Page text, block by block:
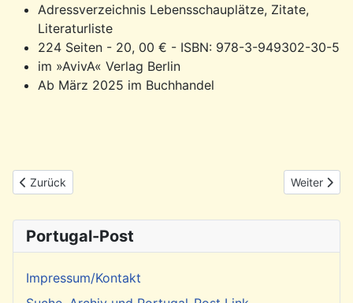
Adressverzeichnis Lebensschauplätze, Zitate,
Literaturliste
224 Seiten - 20, 00 € - ISBN: 978-3-949302-30-5
im »AvivA« Verlag Berlin
Ab März 2025 im Buchhandel
Vorheriger Beitrag: Rückblick: 14.6. Dia de Portugal in Hamburg
Zurück Nächster
Weiter
Portugal-Post
Impressum/Kontakt